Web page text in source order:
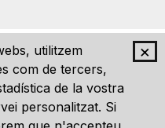
×
utilitzem
com de tercers,
de la vostra
personalitzat. Si
Avís legal